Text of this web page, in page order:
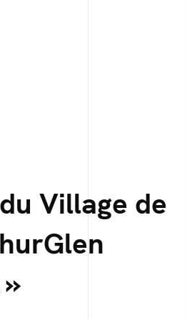
Village de